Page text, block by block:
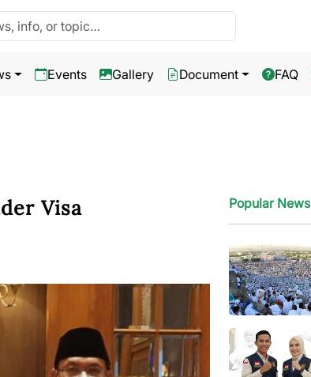
Events Gallery Document FAQ
Visa Popular News